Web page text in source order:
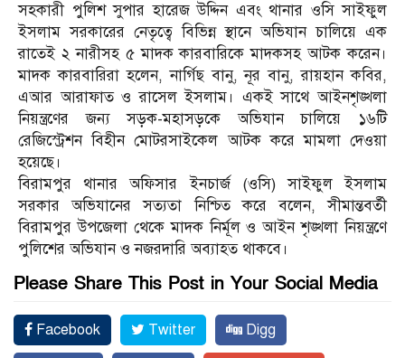
সহকারী পুলিশ সুপার হারেজ উদ্দিন এবং থানার ওসি সাইফুল
ইসলাম সরকারের নেতৃত্বে বিভিন্ন স্থানে অভিযান চালিয়ে এক
রাতেই ২ নারীসহ ৫ মাদক কারবারিকে মাদকসহ আটক করেন।
মাদক কারবারিরা হলেন, নার্গিছ বানু, নূর বানু, রায়হান কবির,
এআর আরাফাত ও রাসেল ইসলাম। একই সাথে আইনশৃঙ্খলা
নিয়ন্ত্রণের জন্য সড়ক-মহাসড়কে অভিযান চালিয়ে ১৬টি
রেজিস্ট্রেশন বিহীন মোটরসাইকেল আটক করে মামলা দেওয়া
হয়েছে।
বিরামপুর থানার অফিসার ইনচার্জ (ওসি) সাইফুল ইসলাম
সরকার অভিযানের সত্যতা নিশ্চিত করে বলেন, সীমান্তবর্তী
বিরামপুর উপজেলা থেকে মাদক নির্মূল ও আইন শৃঙ্খলা নিয়ন্ত্রণে
পুলিশের অভিযান ও নজরদারি অব্যাহত থাকবে।
Please Share This Post in Your Social Media
Facebook Twitter Digg